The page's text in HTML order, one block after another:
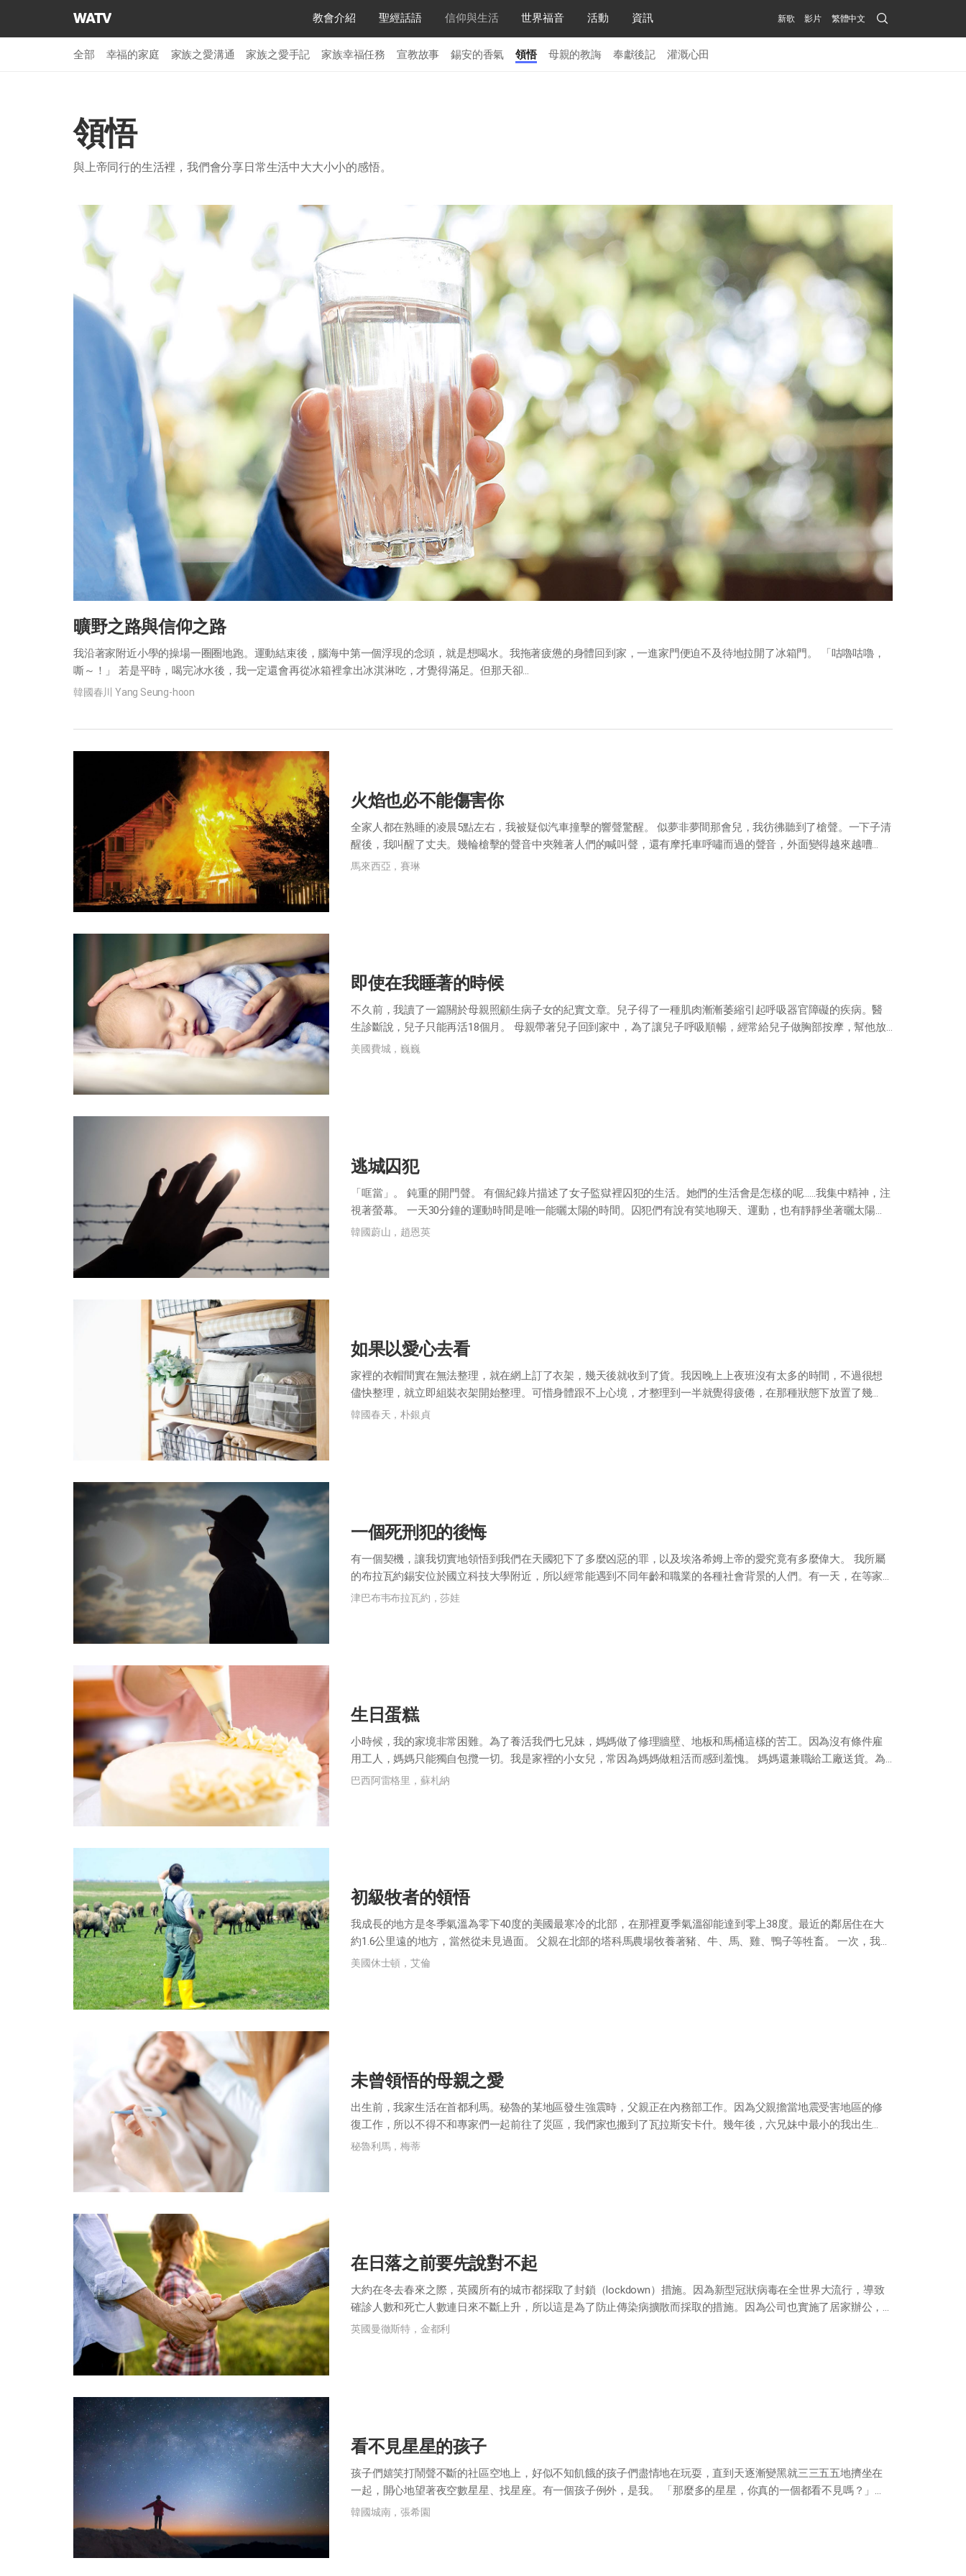
上
的
界
福
宣
教會介紹 聖經話語 信仰與生活 世界福音 活動 資訊 新歌 影片 繁體中文 Search
Submit
全部 幸福的家庭 家族之愛溝通 家族之愛手記 家族幸福任務 宣教故事 錫安的香氣 領悟 母親的教誨 奉獻後記 灌溉心田
領悟
與上帝同行的生活裡，我們會分享日常生活中大大小小的感悟。
曠野之路與信仰之路
我沿著家附近小學的操場一圈圈地跑。運動結束後，腦海中第一個浮現的念頭，就是想喝水。我拖著疲憊的身體回到家，一進家門便迫不及待地拉開了冰箱門。 「咕嚕咕嚕，
嘶～！」 若是平時，喝完冰水後，我一定還會再從冰箱裡拿出冰淇淋吃，才覺得滿足。但那天卻...
韓國春川 Yang Seung-hoon
火焰也必不能傷害你
全家人都在熟睡的凌晨5點左右，我被疑似汽車撞擊的響聲驚醒。 似夢非夢間那會兒，我彷彿聽到了槍聲。一下子清
醒後，我叫醒了丈夫。幾輪槍擊的聲音中夾雜著人們的喊叫聲，還有摩托車呼嘯而過的聲音，外面變得越來越嘈
雜。 因為不知道在家門前到底發生了什麼...
馬來西亞，賽琳
即使在我睡著的時候
不久前，我讀了一篇關於母親照顧生病子女的紀實文章。兒子得了一種肌肉漸漸萎縮引起呼吸器官障礙的疾病。醫
生診斷說，兒子只能再活18個月。 母親帶著兒子回到家中，為了讓兒子呼吸順暢，經常給兒子做胸部按摩，幫他放
鬆肌肉。就是在兒子睡著的時候，母親的...
美國費城，巍巍
逃城囚犯
「哐當」。 鈍重的開門聲。 有個紀錄片描述了女子監獄裡囚犯的生活。她們的生活會是怎樣的呢……我集中精神，注
視著螢幕。 一天30分鐘的運動時間是唯一能曬太陽的時間。囚犯們有說有笑地聊天、運動，也有靜靜坐著曬太陽
的。是極其平凡的場景，若不穿囚服...
韓國蔚山，趙恩英
如果以愛心去看
家裡的衣帽間實在無法整理，就在網上訂了衣架，幾天後就收到了貨。我因晚上上夜班沒有太多的時間，不過很想
儘快整理，就立即組裝衣架開始整理。可惜身體跟不上心境，才整理到一半就覺得疲倦，在那種狀態下放置了幾
天。 有一天老公下班回家，看到衣帽間就皺著...
韓國春天，朴銀貞
一個死刑犯的後悔
有一個契機，讓我切實地領悟到我們在天國犯下了多麼凶惡的罪，以及埃洛希姆上帝的愛究竟有多麼偉大。 我所屬
的布拉瓦約錫安位於國立科技大學附近，所以經常能遇到不同年齡和職業的各種社會背景的人們。有一天，在等家
人的時候我遇到了一位老人。他手中提著裝...
津巴布韦布拉瓦約，莎娃
生日蛋糕
小時候，我的家境非常困難。為了養活我們七兄妹，媽媽做了修理牆壁、地板和馬桶這樣的苦工。因為沒有條件雇
用工人，媽媽只能獨自包攬一切。我是家裡的小女兒，常因為媽媽做粗活而感到羞愧。 媽媽還兼職給工廠送貨。為
了購買食品原料，需要連夜修補包，我經常...
巴西阿雷格里，蘇札納
初級牧者的領悟
我成長的地方是冬季氣溫為零下40度的美國最寒冷的北部，在那裡夏季氣溫卻能達到零上38度。最近的鄰居住在大
約1.6公里遠的地方，當然從未見過面。 父親在北部的塔科馬農場牧養著豬、牛、馬、雞、鴨子等牲畜。 一次，我好
奇地問父親：「既然有充足的牧...
美國休士頓，艾倫
未曾領悟的母親之愛
出生前，我家生活在首都利馬。秘魯的某地區發生強震時，父親正在內務部工作。因為父親擔當地震受害地區的修
復工作，所以不得不和專家們一起前往了災區，我們家也搬到了瓦拉斯安卡什。幾年後，六兄妹中最小的我出生
了，和大哥相差13歲的我得到了所有家人的關...
秘魯利馬，梅蒂
在日落之前要先說對不起
大約在冬去春來之際，英國所有的城市都採取了封鎖（lockdown）措施。因為新型冠狀病毒在全世界大流行，導致
確診人數和死亡人數連日來不斷上升，所以這是為了防止傳染病擴散而採取的措施。因為公司也實施了居家辦公，
所以與平時很少聚在一起的家人相處...
英國曼徹斯特，金都利
看不見星星的孩子
孩子們嬉笑打鬧聲不斷的社區空地上，好似不知飢餓的孩子們盡情地在玩耍，直到天逐漸變黑就三三五五地擠坐在
一起，開心地望著夜空數星星、找星座。有一個孩子例外，是我。 「那麼多的星星，你真的一個都看不見嗎？」
「那幾個星星連在一起不就是北斗七星嗎，...
韓國城南，張希園